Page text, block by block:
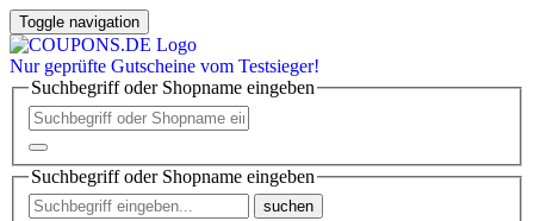
Toggle navigation
Nur geprüfte Gutscheine vom Testsieger!
Suchbegriff oder Shopname eingeben
Suchbegriff oder Shopname eingeben
suchen